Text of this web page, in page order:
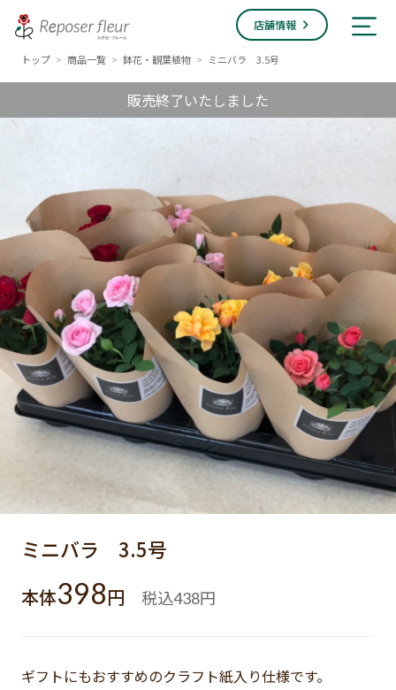
店舗情報
トップ > 商品一覧 > 鉢花・観葉植物 > ミニバラ 3.5号
販売終了いたしました
ミニバラ 3.5号
本体398円 税込438円
ギフトにもおすすめのクラフト紙入り仕様です。